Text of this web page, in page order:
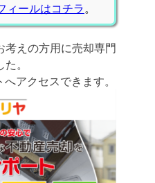
ィールはコチラ。
考えの方用に売却専門
。
アクセスできます。